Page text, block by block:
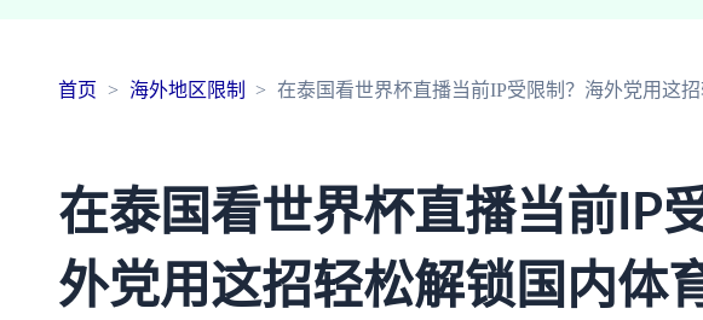
首页 海外地区限制 在泰国看世界杯直播当前IP受限制？海外党用这招
在泰国看世界杯直播当前IP
外党用这招轻松解锁国内体